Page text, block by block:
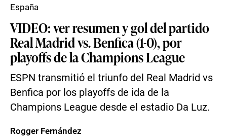
VIDEO: ver resumen y gol del partido
Real Madrid vs. Benfica (1-0), por
playoffs de la Champions League
ESPN transmitió el triunfo del Real Madrid vs
Benfica por los playoffs de ida de la
Champions League desde el estadio Da Luz.
España
Rogger Fernández